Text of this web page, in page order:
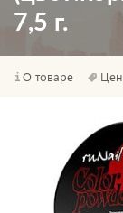
7,5 г.
О товаре